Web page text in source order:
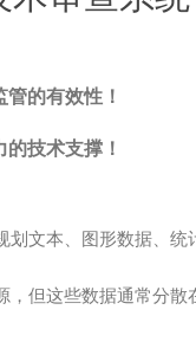
的有效性！
技术支撑！
文本、图形数据、
但这些数据通常分散